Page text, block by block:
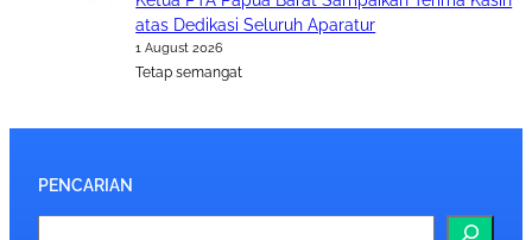
atas Dedikasi Seluruh Aparatur
1 August 2026
Tetap semangat
PENCARIAN